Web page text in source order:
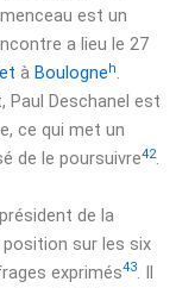
est un
a lieu le 27
à Boulogneh.
Paul Deschanel est
ce qui met un
de le poursuivre42.
de la
sur les six
exprimés43
. Il